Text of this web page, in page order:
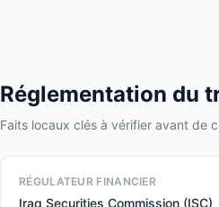
Réglementation du
Faits locaux clés à vérifier avant de
RÉGULATEUR FINANCIER
Iraq Securities Commission (ISC)